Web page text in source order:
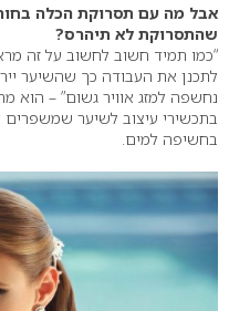
אבל מה עם תסרוקת הכלה
שהתסרוקת לא תיהרס?
“כמו תמיד חשוב לחשוב על זה
לתכנן את העבודה כך שהשיער
נחשפה למזג אוויר גשום” – הוא
בתכשירי עיצוב לשיער שמשפרים
בחשיפה למים.